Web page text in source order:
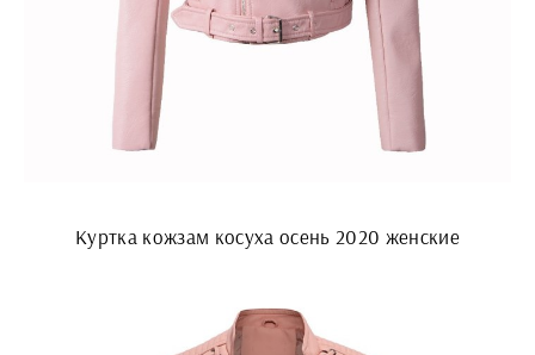
Куртка кожзам косуха осень 2020 женские